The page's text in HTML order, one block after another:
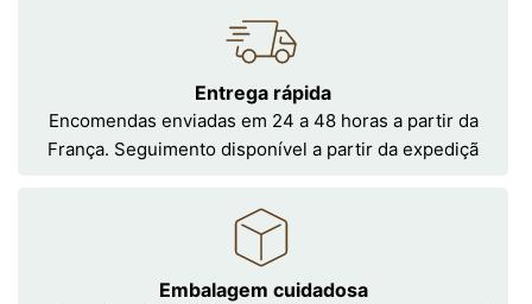
Entrega rápida
Encomendas enviadas em 24 a 48 horas a partir da
França. Seguimento disponível a partir da expediçã
Embalagem cuidadosa